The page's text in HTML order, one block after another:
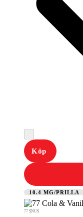
Köp
10.4 MG/PRILLA
77 SNUS